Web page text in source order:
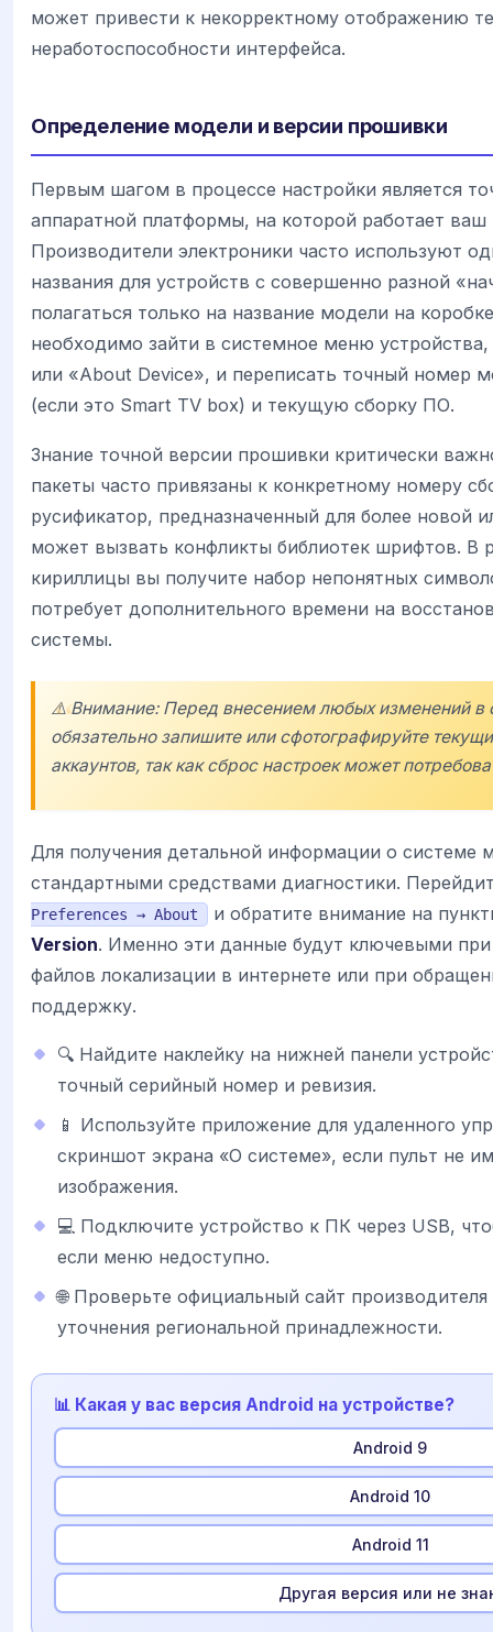
может привести к некорректному отображению
неработоспособности интерфейса.
Определение модели и версии прошивки
Первым шагом в процессе настройки является
аппаратной платформы, на которой работает ваш
Производители электроники часто используют
названия для устройств с совершенно разной
полагаться только на название модели на
необходимо зайти в системное меню
или «About Device», и переписать точный номер
(если это Smart TV box) и текущую сборку ПО.
Знание точной версии прошивки критически
пакеты часто привязаны к конкретному номеру
русификатор, предназначенный для более новой
может вызвать конфликты библиотек шрифтов. В
кириллицы вы получите набор непонятных
потребует дополнительного времени на
системы.
⚠️ Внимание: Перед внесением любых изменений в
обязательно запишите или сфотографируйте
аккаунтов, так как сброс настроек может
Для получения детальной информации о системе
стандартными средствами диагностики.
Preferences → About
и обратите внимание на
Version. Именно эти данные будут ключевыми
файлов локализации в интернете или при
поддержку.
🔍 Найдите наклейку на нижней панели
точный серийный номер и ревизия.
📱 Используйте приложение для удаленного
скриншот экрана «О системе», если пульт не
изображения.
💻 Подключите устройство к ПК через USB,
если меню недоступно.
🌐 Проверьте официальный сайт
уточнения региональной принадлежности.
📊 Какая у вас версия Android на устройстве?
Android 9
Android 10
Android 11
Другая версия или не